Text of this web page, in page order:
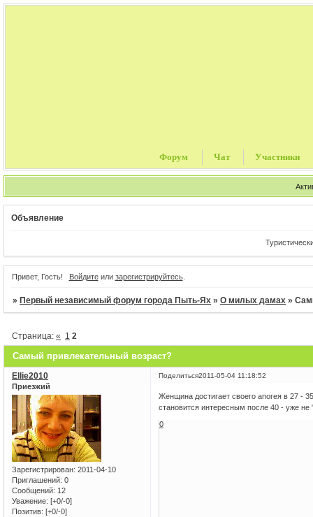
Форум Чат Участники
Объявление
Туристические
Привет, Гость! Войдитеили зарегистрируйтесь.
»Первый независимый форум города Пыть-Ях »О милых дамах »
Самый привлекательный возраст?
Страница:« 1 2
Поделиться2011-05-04 11:18:52
Ellie2010
Приезжий
Зарегистрирован: 2011-04-10
Приглашений: 0
Сообщений: 12
Уважение: [+0/-0]
Позитив: [+0/-0]
Женщина достигает своего апогея в 27 -
становится интересным после 40 - уже
0